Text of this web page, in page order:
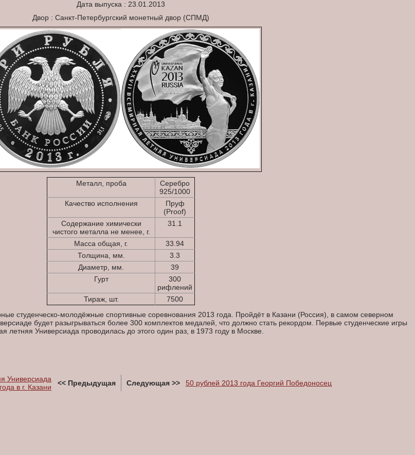
Дата выпуска : 23.01.2013
Двор : Санкт-Петербургский монетный двор (СПМД)
Металл, проба
Серебро
925/1000
Качество исполнения
Пруф
(Proof)
Содержание химически
чистого металла не менее, г.
31.1
Масса общая, г.
33.94
Толщина, мм.
3.3
Диаметр, мм.
39
Гурт
300
рифлений
Тираж, шт.
7500
студенческо-молодёжные спортивные соревнования 2013 года. Пройдёт в Казани (Россия), в самом северном
будет разыгрываться более 300 комплектов медалей, что должно стать рекордом. Первые студенческие игры
летняя Универсиада проводилась до этого один раз, в 1973 году в Москве.
Универсиада
в г. Казани
<< Предыдущая Следующая >> 50 рублей 2013 года Георгий Победоносец